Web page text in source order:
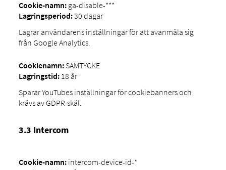
Cookie-namn:ga-disable-***
Lagringsperiod:30 dagar
Lagrar användarens inställningar för att avanmäla sig
från Google Analytics.
Cookienamn:SAMTYCKE
Lagringstid:18 år
Sparar YouTubes inställningar för cookiebanners och
krävs av GDPR-skäl.
3.3 Intercom
Cookie-namn:intercom-device-id-*